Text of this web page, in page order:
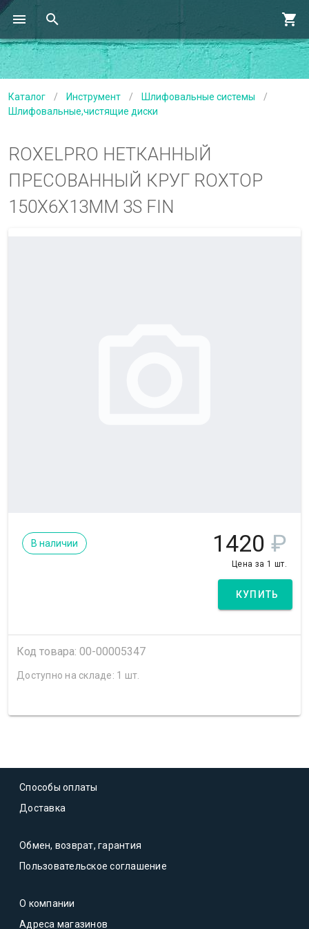
Каталог / Инструмент / Шлифовальные системы
/
Шлифовальные,чистящие диски
ROXELPRO НЕТКАННЫЙ
ПРЕСОВАННЫЙ КРУГ ROXTOP
150Х6Х13ММ 3S FIN
В наличии 1420 ₽
Цена за 1 шт.
КУПИТЬ
Код товара: 00-00005347
Доступно на складе: 1 шт.
Способы оплаты
Доставка
Обмен, возврат, гарантия
Пользовательское соглашение
О компании
Адреса магазинов